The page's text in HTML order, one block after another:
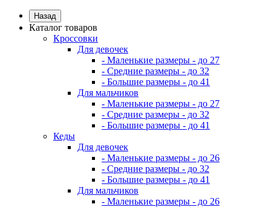
Назад
Каталог товаров
Кроссовки
Для девочек
- Маленькие размеры - до 27
- Средние размеры - до 32
- Большие размеры - до 41
Для мальчиков
- Маленькие размеры - до 27
- Средние размеры - до 32
- Большие размеры - до 41
Кеды
Для девочек
- Маленькие размеры - до 26
- Средние размеры - до 32
- Большие размеры - до 41
Для мальчиков
- Маленькие размеры - до 26